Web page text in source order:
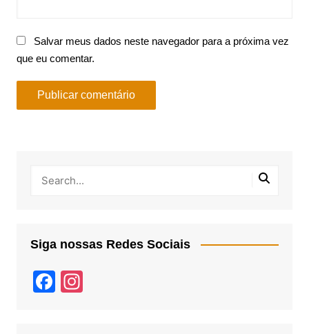
Salvar meus dados neste navegador para a próxima vez
que eu comentar.
Siga nossas Redes Sociais
F In